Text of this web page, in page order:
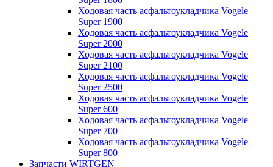
Ходовая часть асфальтоукладчика Vogele
Super 1900
Ходовая часть асфальтоукладчика Vogele
Super 2000
Ходовая часть асфальтоукладчика Vogele
Super 2100
Ходовая часть асфальтоукладчика Vogele
Super 2500
Ходовая часть асфальтоукладчика Vogele
Super 600
Ходовая часть асфальтоукладчика Vogele
Super 700
Ходовая часть асфальтоукладчика Vogele
Super 800
Запчасти WIRTGEN